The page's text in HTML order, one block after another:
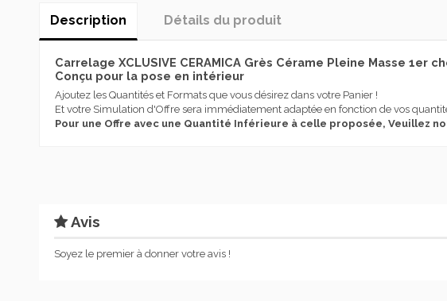
Description Détails du produit
Carrelage XCLUSIVE CERAMICA Grès Cérame Pleine Masse 1er
Conçu pour la pose en intérieur
Ajoutez les Quantités et Formats que vous désirez dans votre Panier !
Et votre Simulation d'Offre sera immédiatement adaptée en fonction de vos
Pour une Offre avec une Quantité Inférieure à celle proposée, Veuillez
Couleur
Série
Avis
Soyez le premier à donner votre avis !